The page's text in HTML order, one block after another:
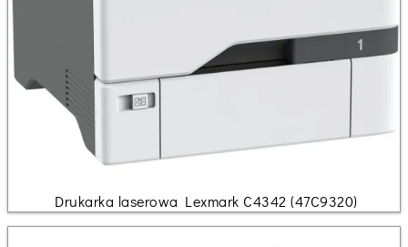
Drukarka laserowa Lexmark C4342 (47C9320)